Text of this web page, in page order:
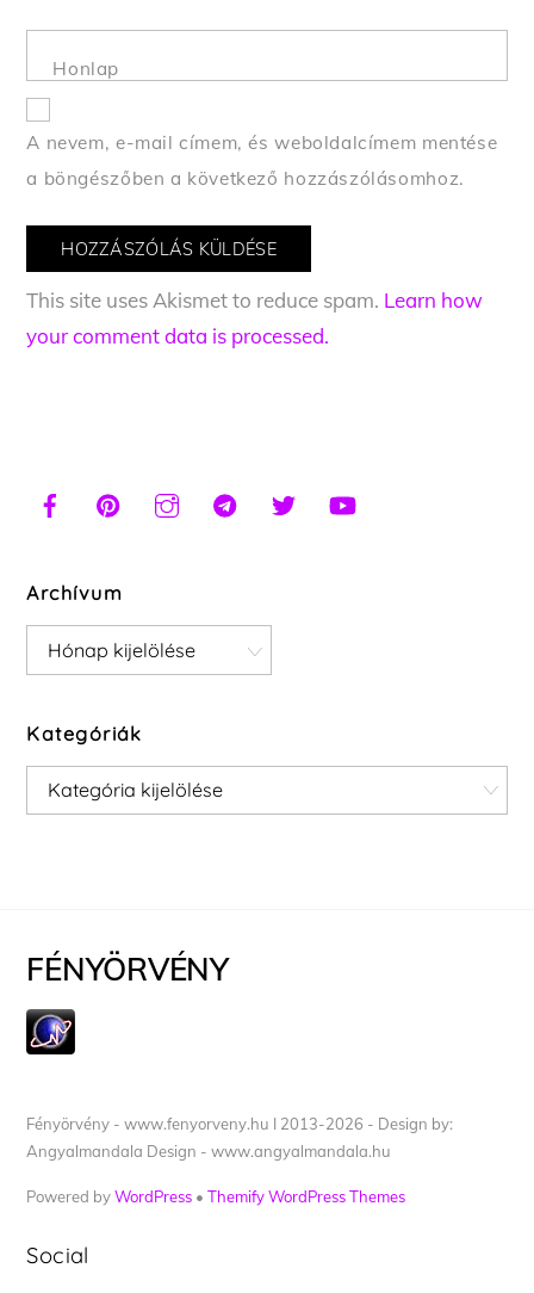
Honlap
A nevem, e-mail címem, és weboldalcímem mentése
a böngészőben a következő hozzászólásomhoz.
This site uses Akismet to reduce spam. Learn how
your comment data is processed.
Archívum
Archívum
Kategóriák
Kategóriák
FÉNYÖRVÉNY
Fényörvény - www.fenyorveny.hu I 2013-2026 - Design by:
Angyalmandala Design - www.angyalmandala.hu
Powered byWordPress •Themify WordPress Themes
Social